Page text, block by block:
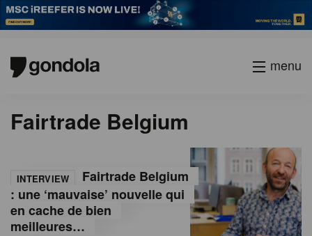
menu
Fairtrade Belgium
INTERVIEW
Fairtrade Belgium
: une ‘mauvaise’ nouvelle qui
en cache de bien
meilleures…